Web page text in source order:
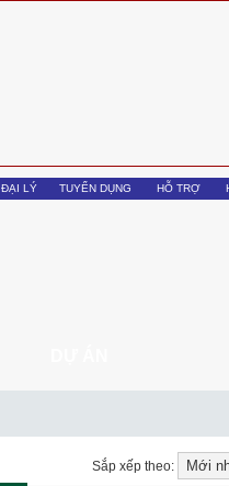
ĐẠI LÝ TUYỂN DỤNG HỖ TRỢ
Sắp xếp theo: